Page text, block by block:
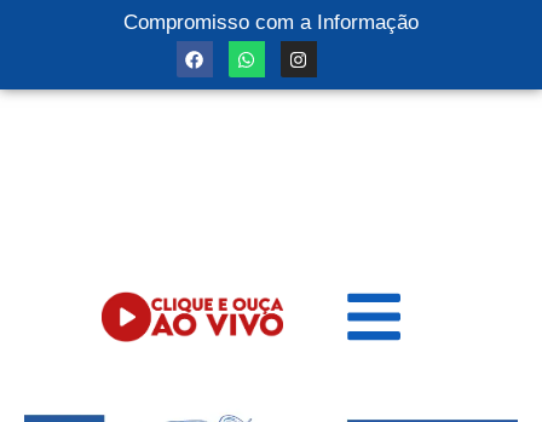
Compromisso com a Informação